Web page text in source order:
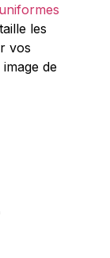
uniformes
les
vos
de